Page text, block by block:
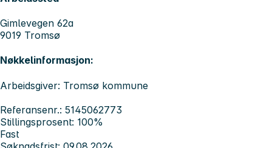
Gimlevegen 62a
9019 Tromsø
Nøkkelinformasjon:
Arbeidsgiver: Tromsø kommune
Referansenr.: 5145062773
Stillingsprosent: 100%
Fast